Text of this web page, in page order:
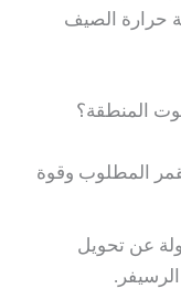
حرارة الصيف
المنطقة؟
المطلوب وقوة
عن تحويل